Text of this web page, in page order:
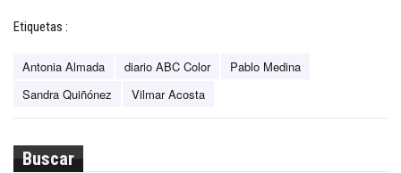
Etiquetas :
Antonia Almada diario ABC Color
Pablo Medina
Sandra Quiñónez
Vilmar Acosta
Buscar